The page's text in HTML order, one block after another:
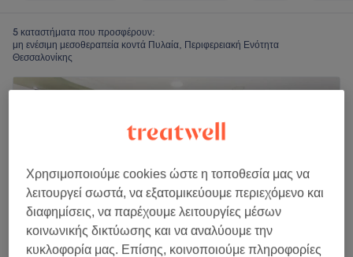
5 καταστήματα που προσφέρουν:
μη ενέσιμη μεσοθεραπεία κοντά Πυλαία, Περιφερειακή Ενότητα
Θεσσαλονίκης
Χρησιμοποιούμε cookies ώστε η τοποθεσία μας να
λειτουργεί σωστά, να εξατομικεύουμε περιεχόμενο και
διαφημίσεις, να παρέχουμε λειτουργίες μέσων
κοινωνικής δικτύωσης και να αναλύουμε την
κυκλοφορία μας. Επίσης, κοινοποιούμε πληροφορίες